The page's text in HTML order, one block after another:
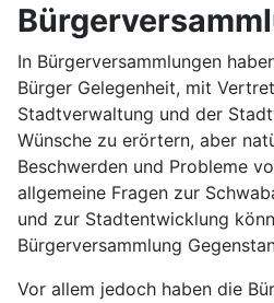
In Bürgerversammlungen
Bürger Gelegenheit, mit
Stadtverwaltung und der
Wünsche zu erörtern, aber
Beschwerden und Probleme
allgemeine Fragen zur
und zur Stadtentwicklung
Bürgerversammlung
Vor allem jedoch haben die